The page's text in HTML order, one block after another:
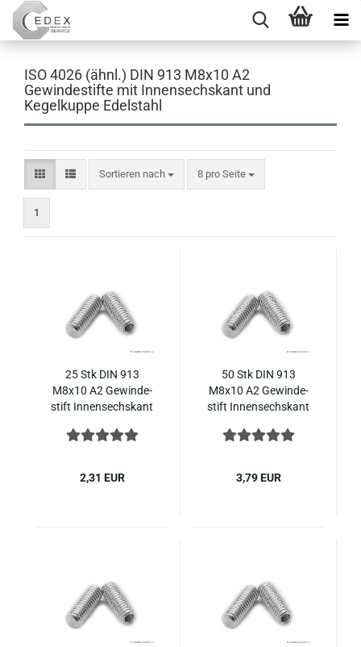
ISO 4026 (ähnl.) DIN 913 M8x10 A2
Gewindestifte mit Innensechskant und
Kegelkuppe Edelstahl
Sortieren nach
Sortieren nach 8 pro Seite
pro Seite
1
25 Stk DIN 913
M8x10 A2 Ge­win­de­
stift In­nen­sechs­kant
Edel­stahl
2,31 EUR
50 Stk DIN 913
M8x10 A2 Ge­win­de­
stift In­nen­sechs­kant
Edel­stahl
3,79 EUR